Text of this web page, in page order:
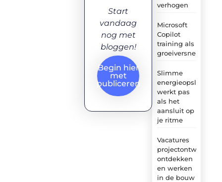
verhogen
Microsoft
Copilot
training als
groeiversneller
Slimme
energieopslag
werkt pas
als het
aansluit op
je ritme
Vacatures
ontdekken
en werken
in de bouw
Start
vandaag
nog met
bloggen!
Begin hier
met
publiceren